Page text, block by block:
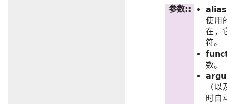
参数:
alias
使用
在，
符。
数。
（
时自